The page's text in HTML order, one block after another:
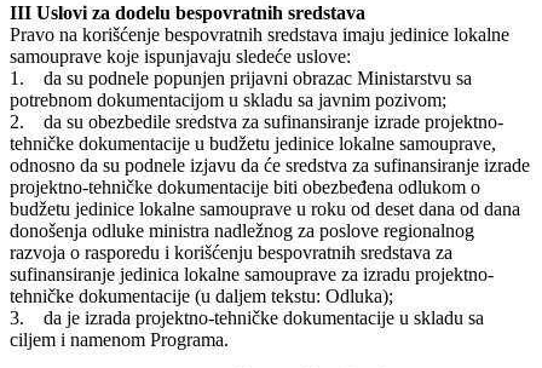
III Uslovi za dodelu bespovratnih sredstava
Pravo na korišćenje bespovratnih sredstava imaju jedinice lokalne
samouprave koje ispunjavaju sledeće uslove:
1. da su podnele popunjen prijavni obrazac Ministarstvu sa
potrebnom dokumentacijom u skladu sa javnim pozivom;
2. da su obezbedile sredstva za sufinansiranje izrade projektno-
tehničke dokumentacije u budžetu jedinice lokalne samouprave,
odnosno da su podnele izjavu da će sredstva za sufinansiranje izrade
projektno-tehničke dokumentacije biti obezbeđena odlukom o
budžetu jedinice lokalne samouprave u roku od deset dana od dana
donošenja odluke ministra nadležnog za poslove regionalnog
razvoja o rasporedu i korišćenju bespovratnih sredstava za
sufinansiranje jedinica lokalne samouprave za izradu projektno-
tehničke dokumentacije (u daljem tekstu: Odluka);
3. da je izrada projektno-tehničke dokumentacije u skladu sa
ciljem i namenom Programa.